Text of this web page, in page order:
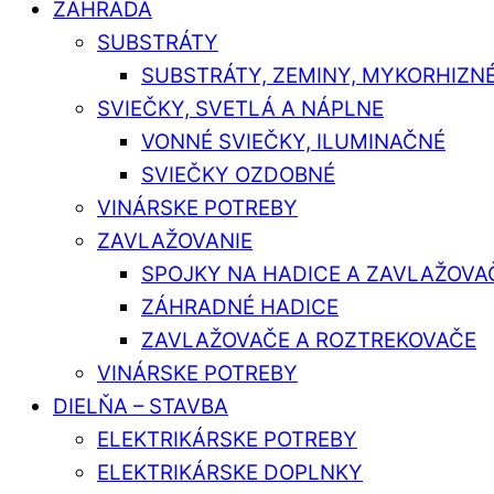
ZÁHRADA
SUBSTRÁTY
SUBSTRÁTY, ZEMINY,
SVIEČKY, SVETLÁ A NÁPLNE
VONNÉ SVIEČKY, ILUMINAČNÉ
SVIEČKY OZDOBNÉ
VINÁRSKE POTREBY
ZAVLAŽOVANIE
SPOJKY NA HADICE A
ZÁHRADNÉ HADICE
ZAVLAŽOVAČE A ROZTREKOVAČE
VINÁRSKE POTREBY
DIELŇA – STAVBA
ELEKTRIKÁRSKE POTREBY
ELEKTRIKÁRSKE DOPLNKY